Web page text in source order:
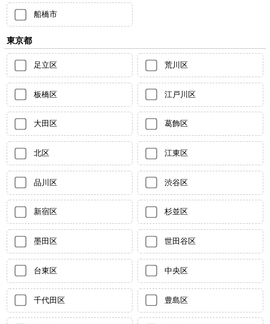
船橋市
東京都
足立区 荒川区
板橋区 江戸川区
大田区 葛飾区
北区 江東区
品川区 渋谷区
新宿区 杉並区
墨田区 世田谷区
台東区 中央区
千代田区 豊島区